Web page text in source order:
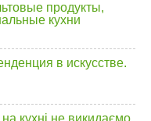
продукты,
кухни
в искусстве.
на кухні не викидаємо